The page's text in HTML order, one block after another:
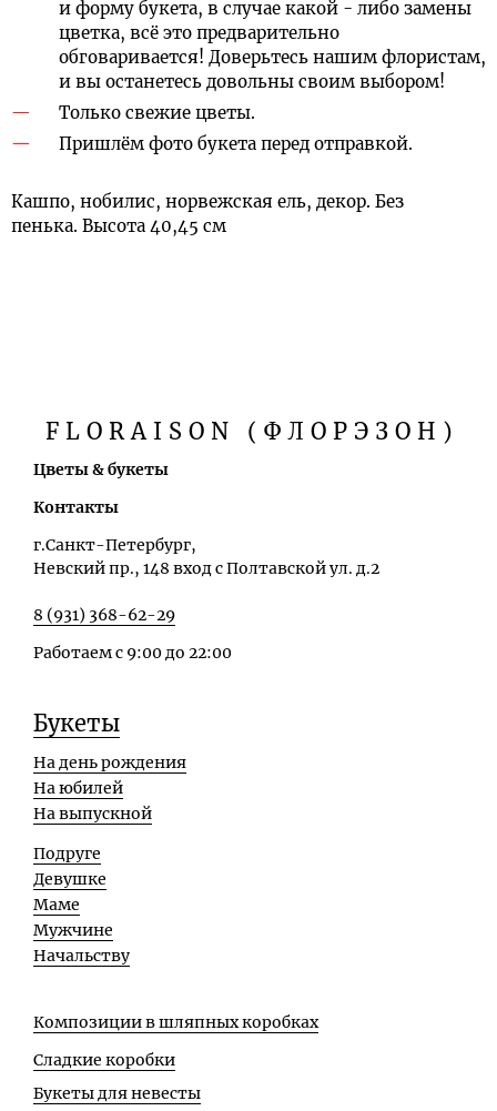
и форму букета, в случае какой - либо замены
цветка, всё это предварительно
обговаривается! Доверьтесь нашим флористам,
и вы останетесь довольны своим выбором!
Только свежие цветы.
Пришлём фото букета перед отправкой.
Кашпо, нобилис, норвежская ель, декор. Без
пенька. Высота 40,45 см
FLORAISON (ФЛОРЭЗОН)
Цветы & букеты
Контакты
г.Санкт-Петербург,
Невский пр., 148 вход с Полтавской ул. д.2
8 (931) 368-62-29
Работаем с 9:00 до 22:00
Букеты
На день рождения
На юбилей
На выпускной
Подруге
Девушке
Маме
Мужчине
Начальству
Композиции в шляпных коробках
Сладкие коробки
Букеты для невесты